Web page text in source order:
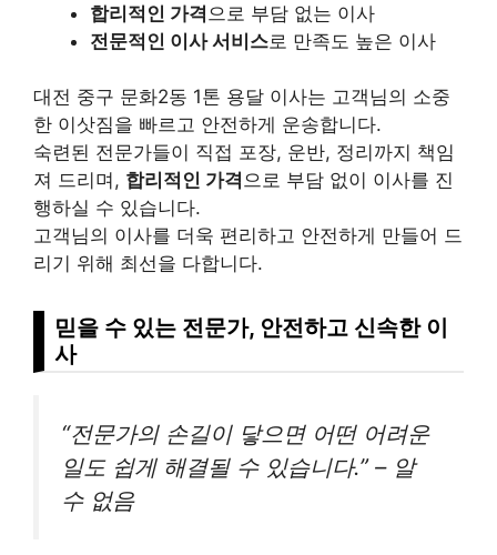
합리적인 가격 으로 부담 없는 이사
전문적인 이사 서비스로 만족도 높은 이사
대전 중구 문화2동 1톤 용달 이사는 고객님의 소중
한 이삿짐을 빠르고 안전하게 운송합니다.
숙련된 전문가들이 직접 포장, 운반, 정리까지 책임
져 드리며, 합리적인 가격으로 부담 없이 이사를 진
행하실 수 있습니다.
고객님의 이사를 더욱 편리하고 안전하게 만들어 드
리기 위해 최선을 다합니다.
믿을 수 있는 전문가, 안전하고 신속한 이
사
“전문가의 손길이 닿으면 어떤 어려운
일도 쉽게 해결될 수 있습니다.” – 알
수 없음